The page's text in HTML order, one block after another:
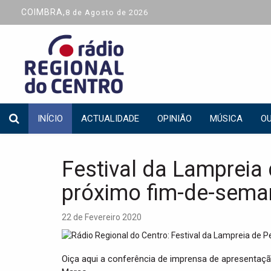
COIMBRA, 8 de Agosto de 2026
INÍCIO ACTUALIDADE OPINIÃO MÚSICA
Festival da Lampreia
próximo fim-de-
22 de Fevereiro 2020
Oiça aqui a conferência de imprensa de